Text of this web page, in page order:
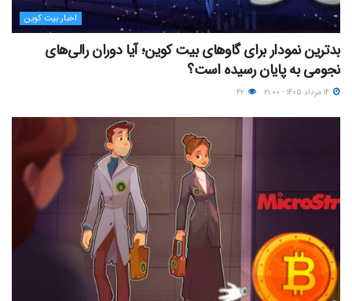
اخبار بیت کوین
بدترین نمودار برای گاوهای بیت کوین؛ آیا دوران رالی‌های
نجومی به پایان رسیده است؟